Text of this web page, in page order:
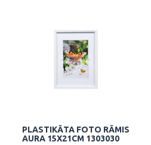
PLASTIKĀTA FOTO RĀMIS
AURA 15X21CM 1303030